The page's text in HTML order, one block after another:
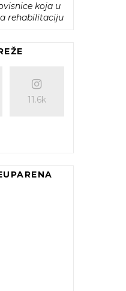
koja u
rehabilitaciju
11.6k